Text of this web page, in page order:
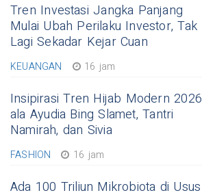
Tren Investasi Jangka Panjang
Mulai Ubah Perilaku Investor, Tak
Lagi Sekadar Kejar Cuan
KEUANGAN 16 jam
Insipirasi Tren Hijab Modern 2026
ala Ayudia Bing Slamet, Tantri
Namirah, dan Sivia
FASHION 16 jam
Ada 100 Triliun Mikrobiota di Usus